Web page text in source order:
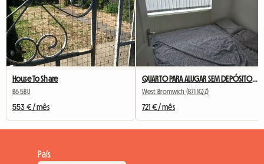
House To Share
B6 5BU
553 € / mês
QUARTO PARA ALUGAR SEM DEPÓSITO TODAS AS CONTAS INCLUÍDAS
West Bromwich (B71 1QZ)
721 € / mês
País